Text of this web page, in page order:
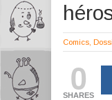
Comics
0
SHARES